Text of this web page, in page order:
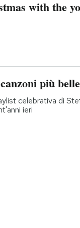
with the
più
celebrativa di
ieri